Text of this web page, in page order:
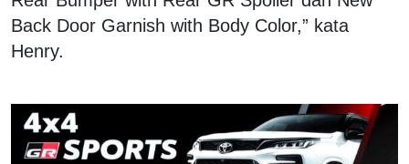
Back Door Garnish with Body Color,” kata
Henry.